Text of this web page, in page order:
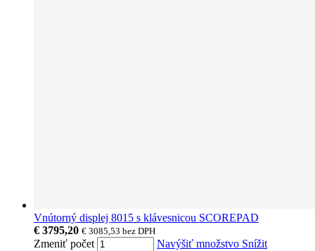
Vnútorný displej 8015 s klávesnicou SCOREPAD
€ 3795,20 € 3085,53 bez DPH
Zmeniť počet Navýšiť množstvo Snížit